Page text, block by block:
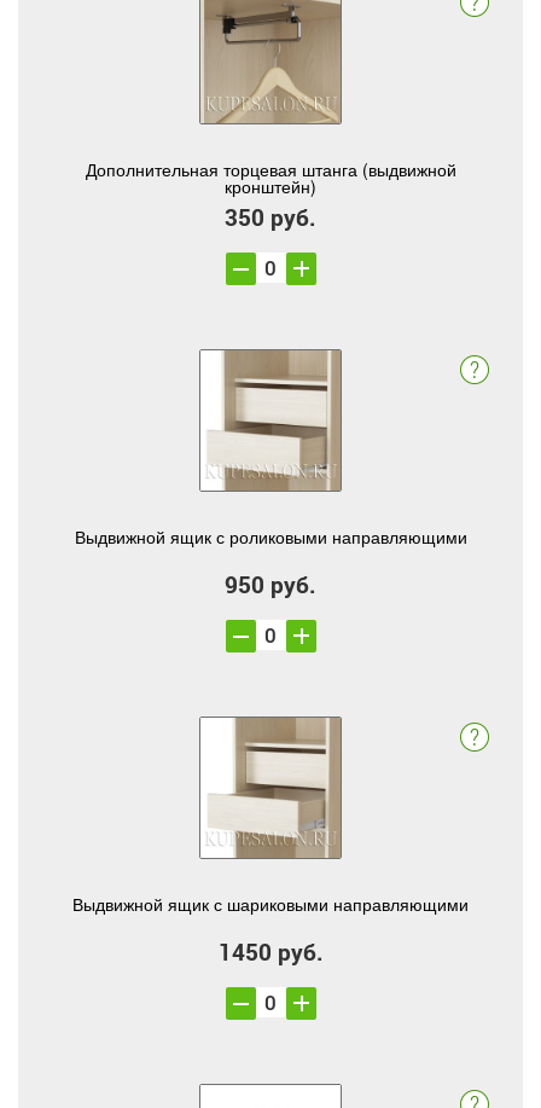
Дополнительная торцевая штанга (выдвижной
кронштейн)
350 руб.
Выдвижной ящик с роликовыми направляющими
950 руб.
Выдвижной ящик с шариковыми направляющими
1450 руб.